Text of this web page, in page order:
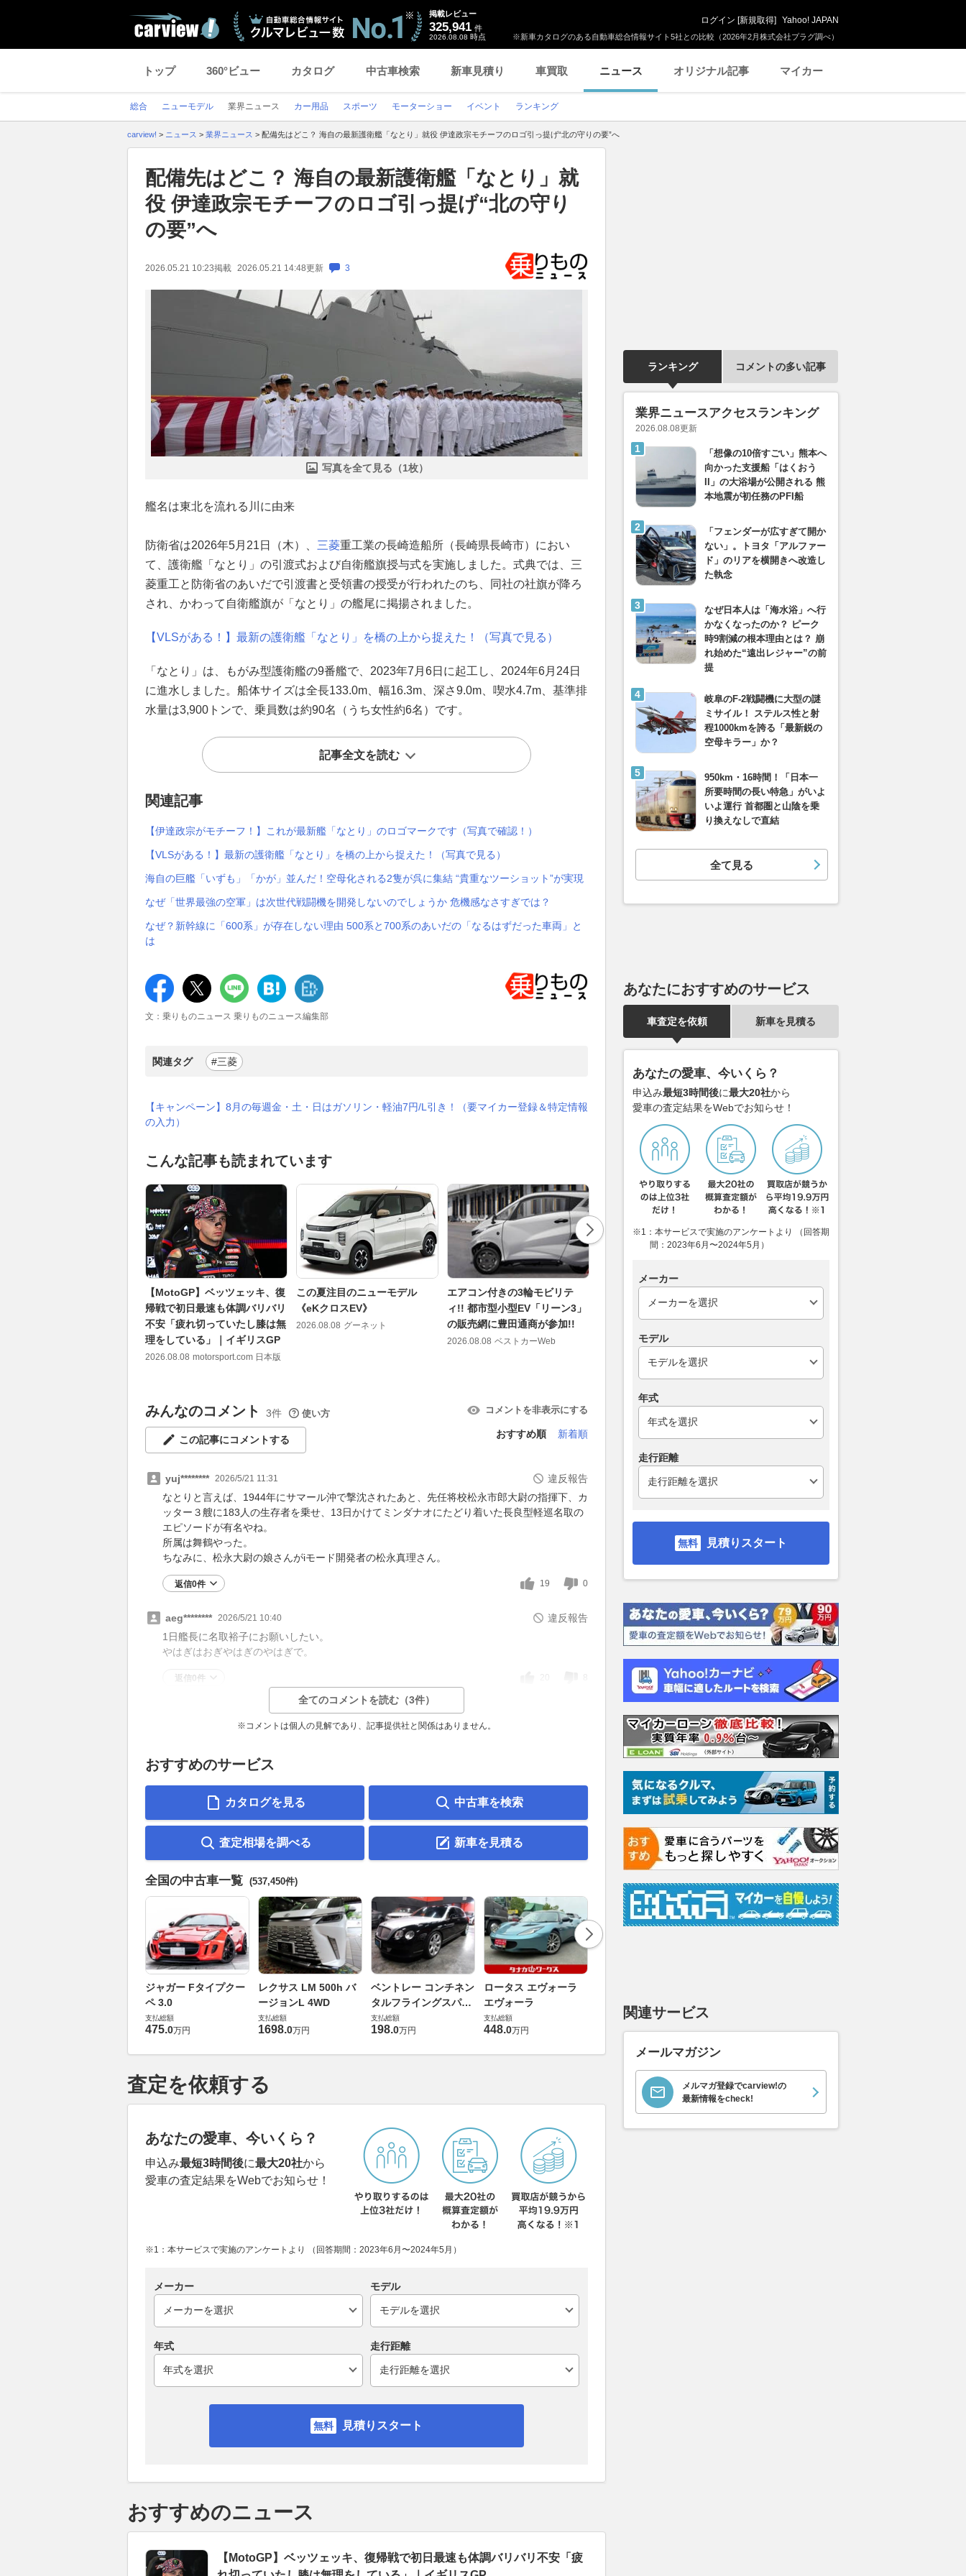
※新車カタログのある自動車総合情報サイト5社との比較（2026年2月株式会社プラグ調べ）
掲載レビュー
325,941 件
2026.08.08 時点
ログイン [新規取得] Yahoo! JAPAN
トップ 360°ビュー カタログ 中古車検索 新車見積り 車買取 ニュース オリジナル記事 マイカー
総合 ニューモデル 業界ニュース カー用品 スポーツ モーターショー イベント ランキング
carview! > ニュース > 業界ニュース > 配備先はどこ？ 海自の最新護衛艦「なとり」就役 伊達政宗モチーフのロゴ引っ提げ“北の守りの要”へ
配備先はどこ？ 海自の最新護衛艦「なとり」就
役 伊達政宗モチーフのロゴ引っ提げ“北の守り
の要”へ
2026.05.21 10:23掲載 2026.05.21 14:48更新 3
写真を全て見る（1枚）
艦名は東北を流れる川に由来
防衛省は2026年5月21日（木）、 三菱重工業の長崎造船所（長崎県長崎市）におい
て、護衛艦「なとり」の引渡式および自衛艦旗授与式を実施しました。式典では、三
菱重工と防衛省のあいだで引渡書と受領書の授受が行われたのち、同社の社旗が降ろ
され、かわって自衛艦旗が「なとり」の艦尾に掲揚されました。
【VLSがある！】最新の護衛艦「なとり」を橋の上から捉えた！（写真で見る）
「なとり」は、もがみ型護衛艦の9番艦で、2023年7月6日に起工し、2024年6月24日
に進水しました。船体サイズは全長133.0m、幅16.3m、深さ9.0m、喫水4.7m、基準排
水量は3,900トンで、乗員数は約90名（うち女性約6名）です。
記事全文を読む
関連記事
【伊達政宗がモチーフ！】これが最新艦「なとり」のロゴマークです（写真で確認！）
【VLSがある！】最新の護衛艦「なとり」を橋の上から捉えた！（写真で見る）
海自の巨艦「いずも」「かが」並んだ！空母化される2隻が呉に集結 “貴重なツーショット”が実現
なぜ「世界最強の空軍」は次世代戦闘機を開発しないのでしょうか 危機感なさすぎでは？
なぜ？新幹線に「600系」が存在しない理由 500系と700系のあいだの「なるはずだった車両」と
は
文：乗りものニュース 乗りものニュース編集部
関連タグ #三菱
【キャンペーン】8月の毎週金・土・日はガソリン・軽油7円/L引き！（要マイカー登録＆特定情報
の入力）
こんな記事も読まれています
【MotoGP】ベッツェッキ、復
帰戦で初日最速も体調バリバリ
不安「疲れ切っていたし膝は無
理をしている」｜イギリスGP
2026.08.08 motorsport.com 日本版
この夏注目のニューモデル
《eKクロスEV》
2026.08.08 グーネット
エアコン付きの3輪モビリテ
ィ!! 都市型小型EV「リーン3」
の販売網に豊田通商が参加!!
2026.08.08 ベストカーWeb
【アストンマーティン】「ヴァ
ンキッシュ25」誕生！ 25周
Aston Martinが仕立てた究極
のV12グランドツアラー
酷暑から愛車を守る！ 90系
『ノア/ヴォクシー』、40系
みんなのコメント 3件 使い方 コメントを非表示にする
この記事にコメントする
おすすめ順 新着順
yuj******** 2026/5/21 11:31
違反報告
なとりと言えば、1944年にサマール沖で撃沈されたあと、先任将校松永市郎大尉の指揮下、カ
ッター３艘に183人の生存者を乗せ、13日かけてミンダナオにたどり着いた長良型軽巡名取の
エピソードが有名やね。
所属は舞鶴やった。
ちなみに、松永大尉の娘さんがiモード開発者の松永真理さん。
返信0件 19 0
aeg******** 2026/5/21 10:40
違反報告
1日艦長に名取裕子にお願いしたい。
やはぎはおぎやはぎのやはぎで。
返信0件
全てのコメントを読む（3件）
※コメントは個人の見解であり、記事提供社と関係はありません。
おすすめのサービス
カタログを見る 中古車を検索
査定相場を調べる 新車を見積る
全国の中古車一覧 (537,450件)
ジャガー Fタイプクー
ペ 3.0
支払総額
475.0万円
レクサス LM 500h バ
ージョンL 4WD
支払総額
1698.0万円
ベントレー コンチネン
タルフライングスパー
6.0 4WD
支払総額
198.0万円
ロータス エヴォーラ
エヴォーラ
支払総額
448.0万円
査定を依頼する
あなたの愛車、今いくら？
申込み最短3時間後に最大20社から
愛車の査定結果をWebでお知らせ！
※1：本サービスで実施のアンケートより （回答期間：2023年6月〜2024年5月）
メーカー モデル
年式 走行距離
見積りスタート
おすすめのニュース
【MotoGP】ベッツェッキ、復帰戦で初日最速も体調バリバリ不安「疲
ランキング コメントの多い記事
業界ニュースアクセスランキング
2026.08.08更新
「想像の10倍すごい」熊本へ
向かった支援船「はくおう
II」の大浴場が公開される 熊
本地震が初任務のPFI船
「フェンダーが広すぎて開か
ない」。トヨタ「アルファー
ド」のリアを横開きへ改造し
た執念
なぜ日本人は「海水浴」へ行
かなくなったのか？ ピーク
時9割減の根本理由とは？ 崩
れ始めた“遠出レジャー”の前
提
岐阜のF-2戦闘機に大型の謎
ミサイル！ ステルス性と射
程1000kmを誇る「最新鋭の
空母キラー」か？
950km・16時間！「日本一
所要時間の長い特急」がいよ
いよ運行 首都圏と山陰を乗
り換えなしで直結
全て見る
あなたにおすすめのサービス
車査定を依頼 新車を見積る
あなたの愛車、今いくら？
申込み最短3時間後に最大20社から
愛車の査定結果をWebでお知らせ！
※1：本サービスで実施のアンケートより （回答期
間：2023年6月〜2024年5月）
メーカー
モデル
年式
走行距離
見積りスタート
関連サービス
メールマガジン
メルマガ登録でcarview!の
最新情報をcheck!